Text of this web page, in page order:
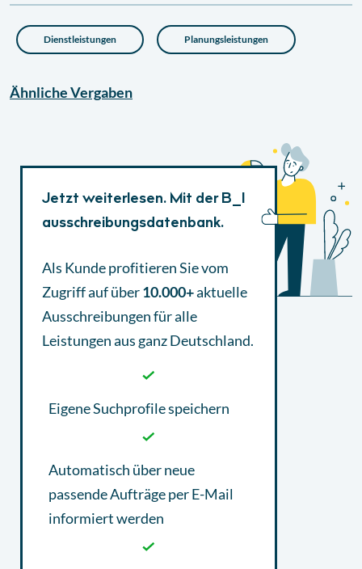
Dienstleistungen Planungsleistungen
ÄhnlicheVergaben
Jetzt weiterlesen. Mit der B_I
ausschreibungsdatenbank.
Als Kunde profitieren Sie vom
Zugriff auf über10.000+aktuelle
Ausschreibungenfür alle
Leistungen aus ganz Deutschland.
Eigene Suchprofile speichern
Automatisch über neue
passende Aufträge per E-Mail
informiert werden